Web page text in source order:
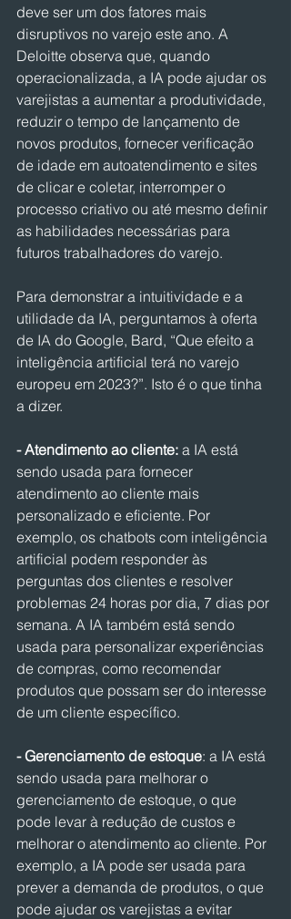
deve ser um dos fatores mais
disruptivos no varejo este ano. A
Deloitte observa que, quando
operacionalizada, a IA pode ajudar os
varejistas a aumentar a produtividade,
reduzir o tempo de lançamento de
novos produtos, fornecer verificação
de idade em autoatendimento e sites
de clicar e coletar, interromper o
processo criativo ou até mesmo definir
as habilidades necessárias para
futuros trabalhadores do varejo.
Para demonstrar a intuitividade e a
utilidade da IA, perguntamos à oferta
de IA do Google, Bard, “Que efeito a
inteligência artificial terá no varejo
europeu em 2023?”. Isto é o que tinha
a dizer.
- Atendimento ao cliente: a IA está
sendo usada para fornecer
atendimento ao cliente mais
personalizado e eficiente. Por
exemplo, os chatbots com inteligência
artificial podem responder às
perguntas dos clientes e resolver
problemas 24 horas por dia, 7 dias por
semana. A IA também está sendo
usada para personalizar experiências
de compras, como recomendar
produtos que possam ser do interesse
de um cliente específico.
- Gerenciamento de estoque: a IA está
sendo usada para melhorar o
gerenciamento de estoque, o que
pode levar à redução de custos e
melhorar o atendimento ao cliente. Por
exemplo, a IA pode ser usada para
prever a demanda de produtos, o que
pode ajudar os varejistas a evitar